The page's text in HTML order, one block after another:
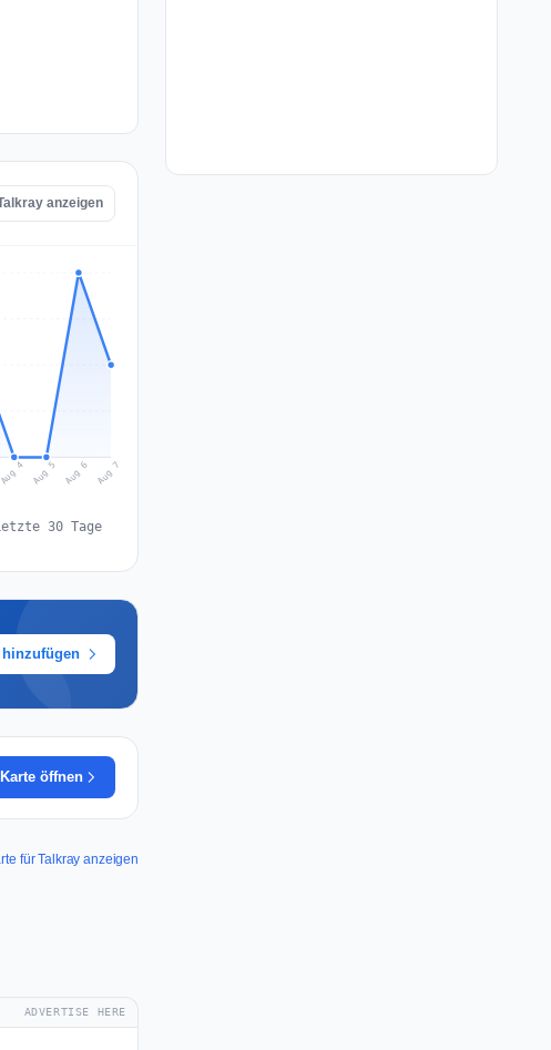
anzeigen
Aug 4 Aug 5 Aug 6 Aug 7
30 Tage
öffnen
für Talkray anzeigen
ADVERTISE HERE